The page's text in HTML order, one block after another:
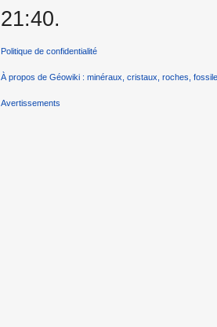
21:40.
Politique de confidentialité
À propos de Géowiki : minéraux, cristaux, roches,
Avertissements